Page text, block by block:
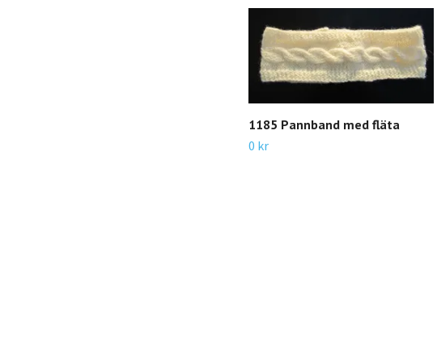
1185 Pannband med fläta
0 kr